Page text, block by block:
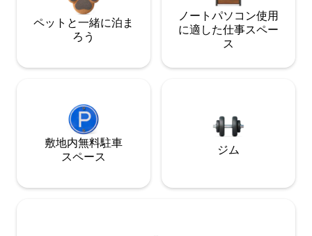
ペットと一緒に泊ま
ろう
ノートパソコン使用
に適した仕事スペー
ス
敷地内無料駐⁠車
ス⁠ペ⁠ー⁠ス
ジム